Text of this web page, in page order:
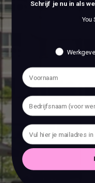
Schrijf je nu in als
You